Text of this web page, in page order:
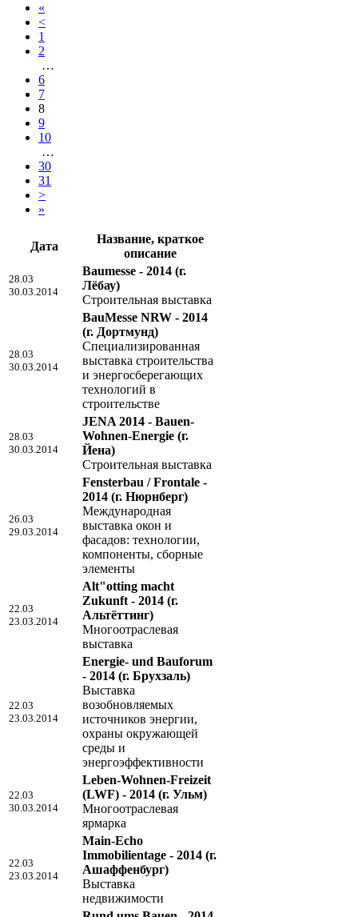
«
<
1
2
…
6
7
8
9
10
…
30
31
>
»
Дата
Название, краткое
описание
28.03
30.03.2014
Baumesse - 2014 (г.
Лёбау)
Строительная выставка
28.03
30.03.2014
BauMesse NRW - 2014
(г. Дортмунд)
Специализированная
выставка строительства
и энергосберегающих
технологий в
строительстве
28.03
30.03.2014
JENA 2014 - Bauen-
Wohnen-Energie (г.
Йена)
Строительная выставка
26.03
29.03.2014
Fensterbau / Frontale -
2014 (г. Нюрнберг)
Международная
выставка окон и
фасадов: технологии,
компоненты, сборные
элементы
22.03
23.03.2014
Alt"otting macht
Zukunft - 2014 (г.
Альтёттинг)
Многоотраслевая
выставка
22.03
23.03.2014
Energie- und Bauforum
- 2014 (г. Брухзаль)
Выставка
возобновляемых
источников энергии,
охраны окружающей
среды и
энергоэффективности
22.03
30.03.2014
Leben-Wohnen-Freizeit
(LWF) - 2014 (г. Ульм)
Многоотраслевая
ярмарка
22.03
23.03.2014
Main-Echo
Immobilientage - 2014 (г.
Ашаффенбург)
Выставка
недвижимости